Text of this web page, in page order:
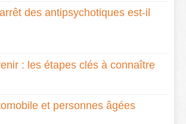
des antipsychotiques est-il
: les étapes clés à connaître
et personnes âgées